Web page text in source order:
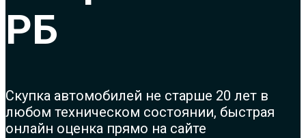
РБ
Скупка автомобилей не старше 20 лет в
любом техническом состоянии, быстрая
онлайн оценка прямо на сайте